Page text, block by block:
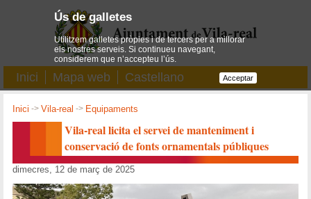
Inici Mapa web Castellano
Inici ->Vila-real -> Equipaments
Vila-real licita el servei de manteniment i
conservació de fonts ornamentals públiques
dimecres, 12 de març de 2025
Ús de galletes
Utilitzem galletes pròpies i de tercers per a millorar
els nostres serveis. Si continueu navegant,
considerem que n’accepteu l’ús.
Acceptar